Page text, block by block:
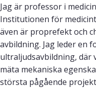
Jag är professor i
Institutionen för
även är proprefekt och
avbildning. Jag leder en
ultraljudsavbildning, där
mäta mekaniska
största pågående